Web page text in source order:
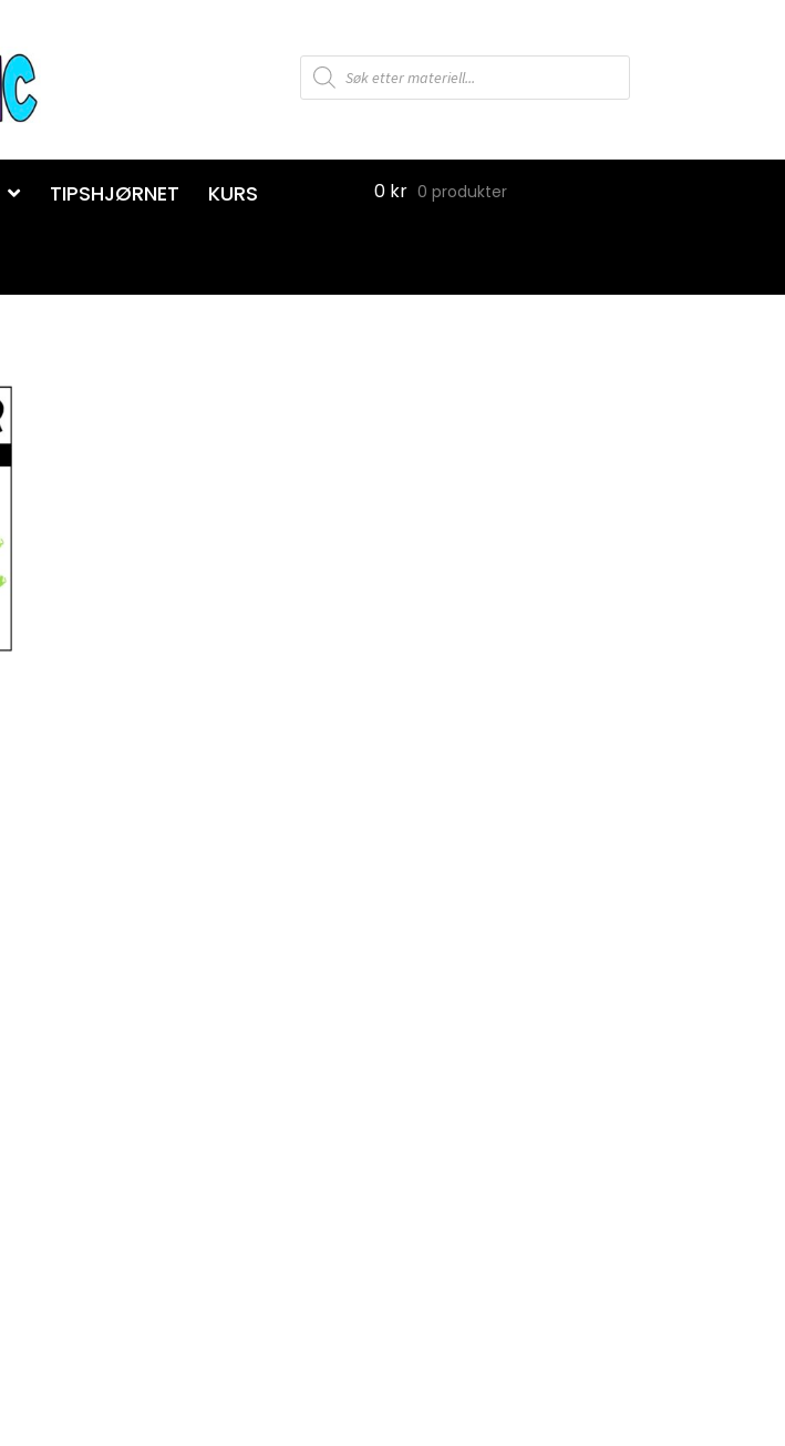
Products
search
TIPSHJØRNET KURS 0 kr 0 produkter